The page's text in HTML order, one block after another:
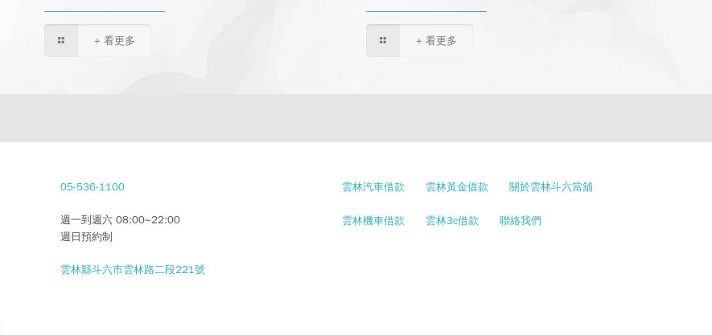
+ 看更多 + 看更多
05-536-1100
週一到週六 08:00~22:00
週日預約制
雲林縣斗六市雲林路二段221號
雲林汽車借款 雲林黃金借款 關於雲林斗六當舖
雲林機車借款 雲林3c借款 聯絡我們